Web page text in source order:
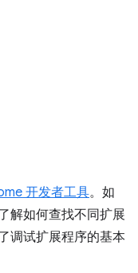
开发者工具。如
解如何查找不同扩展
调试扩展程序的基本